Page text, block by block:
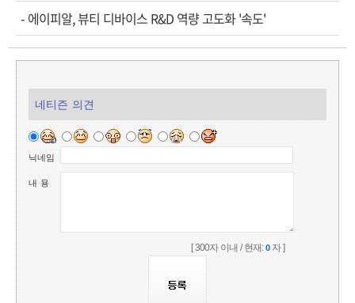
- 에이피알, 뷰티 디바이스 R&D 역량 고도화 '속도'
네티즌 의견
닉네임
내 용
[ 300자 이내 / 현재:0자 ]